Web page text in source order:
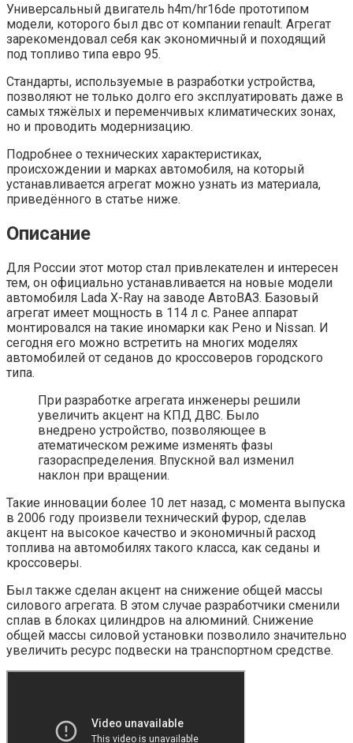
Универсальный двигатель h4m/hr16de прототипом
модели, которого был двс от компании renault. Агрегат
зарекомендовал себя как экономичный и походящий
под топливо типа евро 95.
Стандарты, используемые в разработки устройства,
позволяют не только долго его эксплуатировать даже в
самых тяжёлых и переменчивых климатических зонах,
но и проводить модернизацию.
Подробнее о технических характеристиках,
происхождении и марках автомобиля, на который
устанавливается агрегат можно узнать из материала,
приведённого в статье ниже.
Описание
Для России этот мотор стал привлекателен и интересен
тем, он официально устанавливается на новые модели
автомобиля Lada X-Ray на заводе АвтоВАЗ. Базовый
агрегат имеет мощность в 114 л с. Ранее аппарат
монтировался на такие иномарки как Рено и Nissan. И
сегодня его можно встретить на многих моделях
автомобилей от седанов до кроссоверов городского
типа.
При разработке агрегата инженеры решили
увеличить акцент на КПД ДВС. Было
внедрено устройство, позволяющее в
атематическом режиме изменять фазы
газораспределения. Впускной вал изменил
наклон при вращении.
Такие инновации более 10 лет назад, с момента выпуска
в 2006 году произвели технический фурор, сделав
акцент на высокое качество и экономичный расход
топлива на автомобилях такого класса, как седаны и
кроссоверы.
Был также сделан акцент на снижение общей массы
силового агрегата. В этом случае разработчики сменили
сплав в блоках цилиндров на алюминий. Снижение
общей массы силовой установки позволило значительно
увеличить ресурс подвески на транспортном средстве.